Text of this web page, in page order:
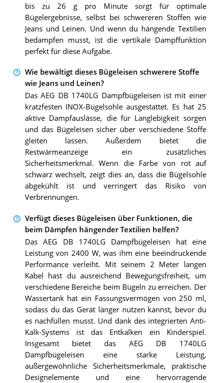
bis zu 26 g pro Minute sorgt für optimale
Bügelergebnisse, selbst bei schwereren Stoffen wie
Jeans und Leinen. Und wenn du hängende Textilien
bedampfen musst, ist die vertikale Dampffunktion
perfekt für diese Aufgabe.
Wie bewältigt dieses Bügeleisen schwerere Stoffe
wie Jeans und Leinen?
Das AEG DB 1740LG Dampfbügeleisen ist mit einer
kratzfesten INOX-Bügelsohle ausgestattet. Es hat 25
aktive Dampfauslässe, die für Langlebigkeit sorgen
und das Bügeleisen sicher über verschiedene Stoffe
gleiten lassen. Außerdem bietet die
Restwärmeanzeige ein zusätzliches
Sicherheitsmerkmal. Wenn die Farbe von rot auf
schwarz wechselt, zeigt dies an, dass die Bügelsohle
abgekühlt ist und verringert das Risiko von
Verbrennungen.
Verfügt dieses Bügeleisen über Funktionen, die
beim Dämpfen hängender Textilien helfen?
Das AEG DB 1740LG Dampfbügeleisen hat eine
Leistung von 2400 W, was ihm eine beeindruckende
Performance verleiht. Mit seinem 2 Meter langen
Kabel hast du ausreichend Bewegungsfreiheit, um
verschiedene Bereiche beim Bügeln zu erreichen. Der
Wassertank hat ein Fassungsvermögen von 250 ml,
sodass du das Gerät länger nutzen kannst, bevor du
es nachfüllen musst. Und dank des integrierten Anti-
Kalk-Systems ist das Entkalken ein Kinderspiel.
Insgesamt bietet das AEG DB 1740LG
Dampfbügeleisen eine starke Leistung,
außergewöhnliche Sicherheitsmerkmale, praktische
Designelemente und eine hervorragende